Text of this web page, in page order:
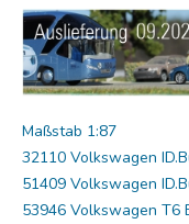
Maßstab 1:87
32110 Volkswagen
51409 Volkswagen
53946 Volkswagen T6